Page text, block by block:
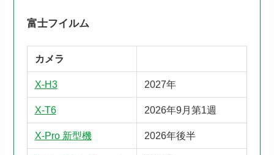
富士フイルム
カメラ
X-H3 2027年
X-T6 2026年9月第1週
X-Pro 新型機 2026年後半